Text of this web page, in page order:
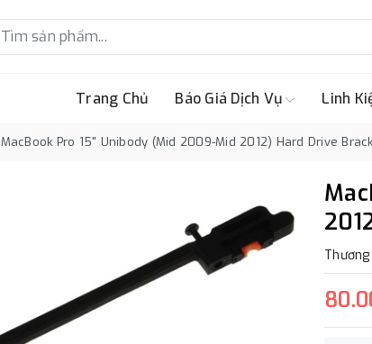
Trang Chủ Báo Giá Dịch Vụ Linh
MacBook Pro 15" Unibody (Mid 2009-Mid 2012) Hard Drive